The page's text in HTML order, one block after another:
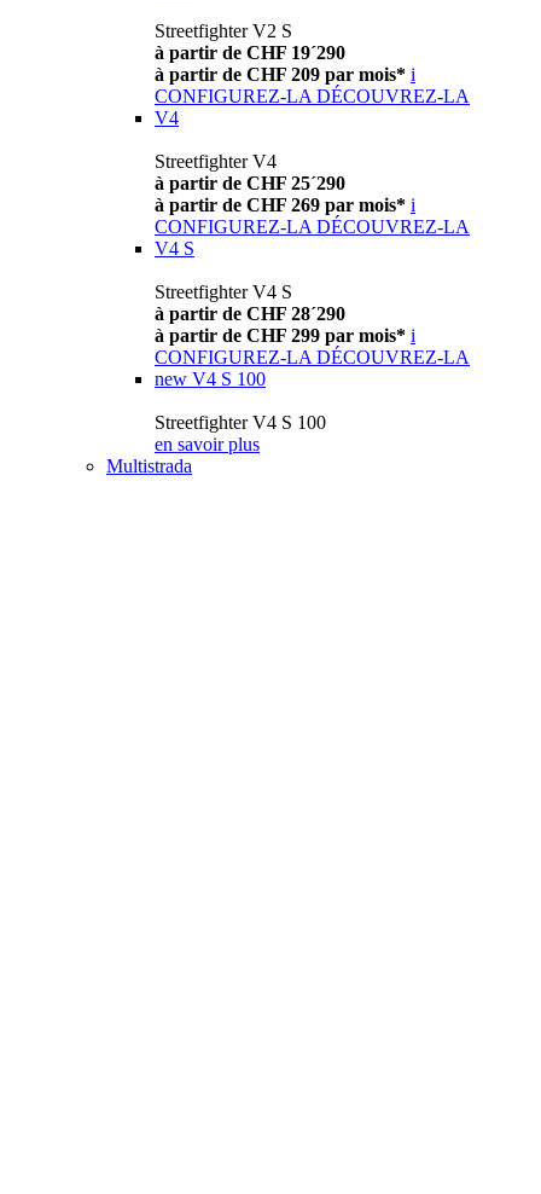
Streetfighter V2 S
à partir de CHF 19´290
à partir de CHF 209 par mois* i
CONFIGUREZ-LA DÉCOUVREZ-LA
V4
Streetfighter V4
à partir de CHF 25´290
à partir de CHF 269 par mois* i
CONFIGUREZ-LA DÉCOUVREZ-LA
V4 S
Streetfighter V4 S
à partir de CHF 28´290
à partir de CHF 299 par mois* i
CONFIGUREZ-LA DÉCOUVREZ-LA
new V4 S 100
Streetfighter V4 S 100
en savoir plus
Multistrada